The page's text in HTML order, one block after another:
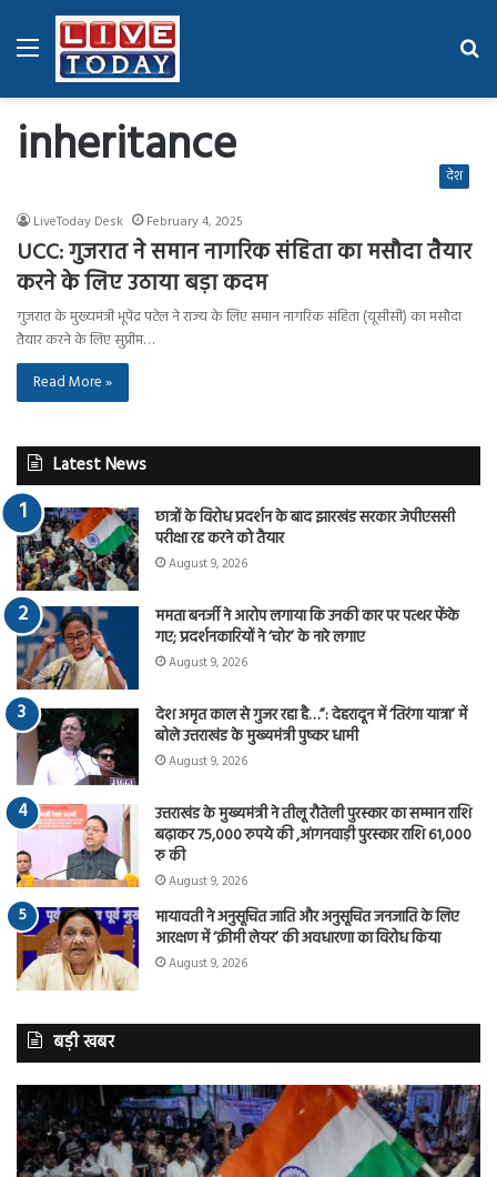
Menu
inheritance देश
LiveToday Desk February 4, 2025
UCC: गुजरात ने समान नागरिक संहिता का मसौदा तैयार
करने के लिए उठाया बड़ा कदम
गुजरात के मुख्यमंत्री भूपेंद्र पटेल ने राज्य के लिए समान नागरिक संहिता (यूसीसी) का मसौदा
तैयार करने के लिए सुप्रीम…
Read More »
Latest News
छात्रों के विरोध प्रदर्शन के बाद झारखंड सरकार जेपीएससी
परीक्षा रद्द करने को तैयार
August 9, 2026
ममता बनर्जी ने आरोप लगाया कि उनकी कार पर पत्थर फेंके
गए; प्रदर्शनकारियों ने ‘चोर’ के नारे लगाए
August 9, 2026
देश अमृत काल से गुजर रहा है…”: देहरादून में ‘तिरंगा यात्रा’ में
बोले उत्तराखंड के मुख्यमंत्री पुष्कर धामी
August 9, 2026
उत्तराखंड के मुख्यमंत्री ने तीलू रौतेली पुरस्कार का सम्मान राशि
बढ़ाकर 75,000 रुपये की ,आंगनवाड़ी पुरस्कार राशि 61,000
रु की
August 9, 2026
मायावती ने अनुसूचित जाति और अनुसूचित जनजाति के लिए
आरक्षण में ‘क्रीमी लेयर’ की अवधारणा का विरोध किया
August 9, 2026
बड़ी खबर